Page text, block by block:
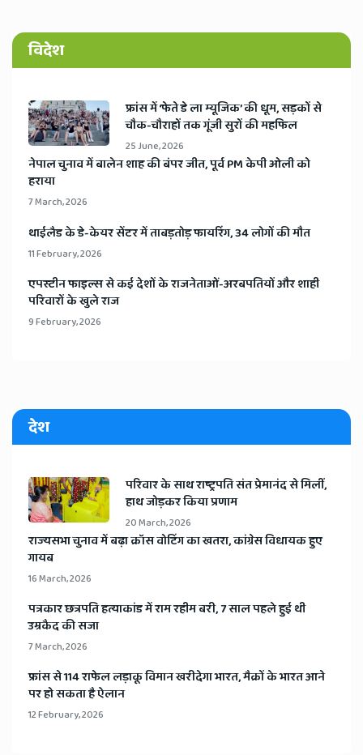
विदेश
​फ्रांस में ‘फेते डे ला म्यूजिक’ की धूम, सड़कों से
चौक-चौराहों तक गूंजी सुरों की महफिल
25 June, 2026
​नेपाल चुनाव में बालेन शाह की बंपर जीत, पूर्व PM केपी ओली को
हराया
7 March, 2026
​थाईलैड के डे-केयर सेंटर में ताबड़तोड़ फायरिंग, 34 लोगों की मौत
11 February, 2026
​एपस्टीन फाइल्स से कई देशों के राजनेताओं-अरबपतियों और शाही
परिवारों के खुले राज
9 February, 2026
देश
​परिवार के साथ राष्ट्रपति संत प्रेमानंद से मिलीं,
हाथ जोड़कर किया प्रणाम
20 March, 2026
​राज्यसभा चुनाव में बढ़ा क्रॉस वोटिंग का खतरा, कांग्रेस विधायक हुए
गायब
16 March, 2026
​पत्रकार छत्रपति हत्याकांड में राम रहीम बरी, 7 साल पहले हुई थी
उम्रकैद की सजा
7 March, 2026
​फ्रांस से 114 राफेल लड़ाकू विमान खरीदेगा भारत, मैक्रों के भारत आने
पर हो सकता है ऐलान
12 February, 2026